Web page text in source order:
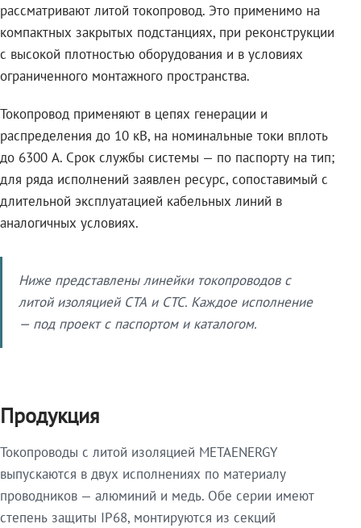
рассматривают литой токопровод. Это применимо на
компактных закрытых подстанциях, при реконструкции
с высокой плотностью оборудования и в условиях
ограниченного монтажного пространства.
Токопровод применяют в цепях генерации и
распределения до 10 кВ, на номинальные токи вплоть
до 6300 А. Срок службы системы — по паспорту на тип;
для ряда исполнений заявлен ресурс, сопоставимый с
длительной эксплуатацией кабельных линий в
аналогичных условиях.
Ниже представлены линейки токопроводов с
литой изоляцией СТА и СТС. Каждое исполнение
— под проект с паспортом и каталогом.
Продукция
Токопроводы с литой изоляцией METAENERGY
выпускаются в двух исполнениях по материалу
проводников — алюминий и медь. Обе серии имеют
степень защиты IP68, монтируются из секций